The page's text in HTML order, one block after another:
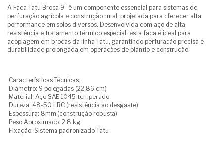
A Faca Tatu Broca 9" é um componente essencial para sistemas de
perfuração agrícola e construção rural, projetada para oferecer alta
performance em solos diversos. Desenvolvida com aço de alta
resistência e tratamento térmico especial, esta faca é ideal para
acoplagem em brocas da linha Tatu, garantindo perfuração precisa e
durabilidade prolongada em operações de plantio e construção.
Características Técnicas:
Diâmetro: 9 polegadas (22,86 cm)
Material: Aço SAE 1045 temperado
Dureza: 48-50 HRC (resistência ao desgaste)
Espessura: 8mm (construção robusta)
Peso Aproximado: 2,8 kg
Fixação: Sistema padronizado Tatu